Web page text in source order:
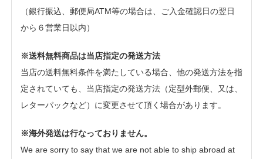
（銀行振込、郵便局ATM等の場合は、ご入金確認日の翌日
から６営業日以内）
※送料無料商品は当店指定の発送方法
当店の送料無料条件を満たしている場合、他の発送方法を指
定されていても、当店指定の発送方法（定型外郵便、又は、
レターパックなど）に変更させて頂く場合があります。
※海外発送は行なっておりません。
We are sorry to say that we are not able to ship abroad at